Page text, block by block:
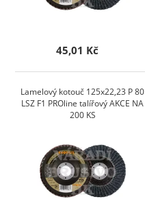
45,01 Kč
Lamelový kotouč 125x22,23 P 80
LSZ F1 PROline talířový AKCE NA
200 KS